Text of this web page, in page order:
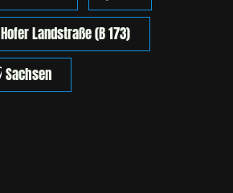
Hofer Landstraße (B 173)
Sachsen